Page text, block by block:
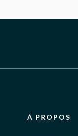
À PROPOS